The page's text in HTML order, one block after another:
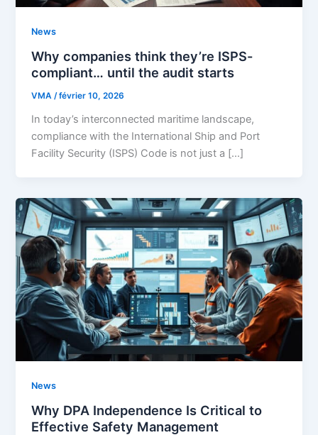
News
Why companies think they’re ISPS-
compliant… until the audit starts
VMA /février 10, 2026
In today’s interconnected maritime landscape,
compliance with the International Ship and Port
Facility Security (ISPS) Code is not just a […]
News
Why DPA Independence Is Critical to
Effective Safety Management